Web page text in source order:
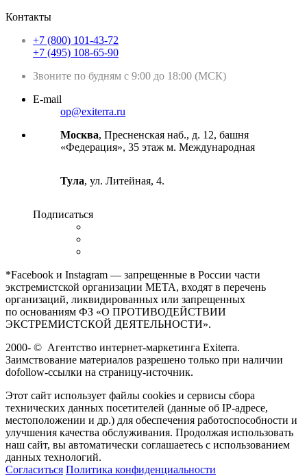
Контакты
+7 (800) 101-43-72
+7 (495) 108-65-90
Звоните по будням с 9:00 до 18:00 (МСК)
E-mail
op@exiterra.ru
Москва, Пресненская наб., д. 12, башня
«Федерация», 35 этаж м. Международная
Тула, ул. Литейная, 4.
Подписаться
*Facebook и Instagram — запрещенные в России части
экстремистской организации META, входят в перечень
организаций, ликвидированных или запрещенных
по основаниям ФЗ «О ПРОТИВОДЕЙСТВИИ
ЭКСТРЕМИСТСКОЙ ДЕЯТЕЛЬНОСТИ».
2000- © Агентство интернет-маркетинга Exiterra.
Заимствование материалов разрешено только при наличии
dofollow-ссылки на страницу-источник.
Этот сайт использует файлы cookies и сервисы сбора
технических данных посетителей (данные об IP-адресе,
местоположении и др.) для обеспечения работоспособности и
улучшения качества обслуживания. Продолжая использовать
наш сайт, вы автоматически соглашаетесь с использованием
данных технологий.
Согласиться Политика конфиденциальности